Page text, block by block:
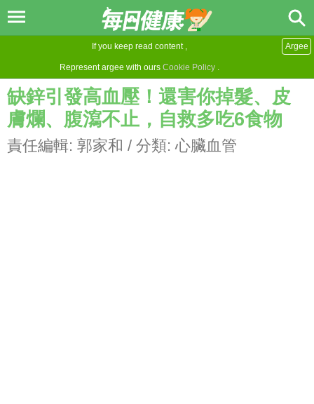
If you keep read content ,
Represent argee with ours Cookie Policy .
Argee
缺鋅引發高血壓！還害你掉髮、皮
膚爛、腹瀉不止，自救多吃6食物
責任編輯: 郭家和 / 分類: 心臟血管